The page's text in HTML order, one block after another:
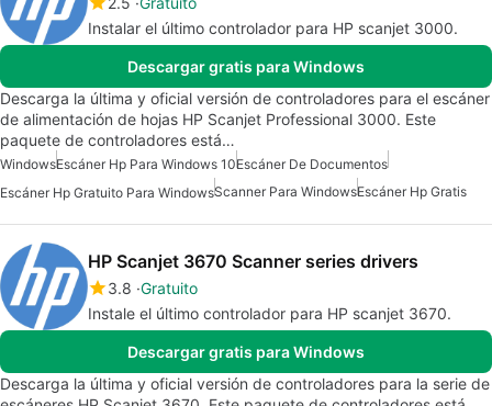
Instalar el último controlador para HP scanjet 3000.
Descargar gratis para Windows
Descarga la última y oficial versión de controladores para el escáner
de alimentación de hojas HP Scanjet Professional 3000. Este
paquete de controladores está…
WindowsEscáner Hp Para Windows 10Escáner De Documentos
Escáner Hp Gratuito Para WindowsScanner Para WindowsEscáner Hp Gratis
HP Scanjet 3670 Scanner series drivers
3.8 Gratuito
Instale el último controlador para HP scanjet 3670.
Descargar gratis para Windows
Descarga la última y oficial versión de controladores para la serie de